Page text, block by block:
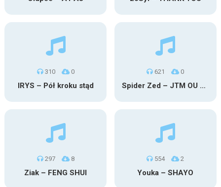
310 0
IRYS – Pół kroku stąd
621 0
Spider Zed – JTM OU TG
297 8
Ziak – FENG SHUI
554 2
Youka – SHAYO